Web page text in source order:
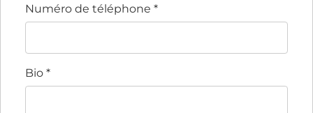
Numéro de téléphone *
Bio *